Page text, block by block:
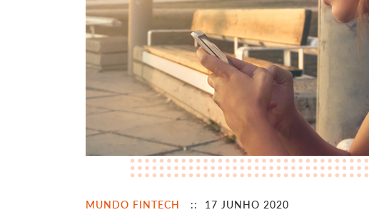
MUNDO FINTECH :: 17 JUNHO 2020